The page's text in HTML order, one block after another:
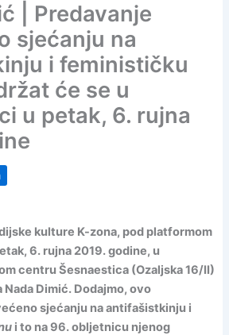
| Predavanje
sjećanju na
i feminističku
će se u
u petak, 6. rujna
kulture K-zona, pod platformom
6. rujna 2019. godine, u
centru Šesnaestica (Ozaljska 16/II)
Dimić. Dodajmo, ovo
sjećanju na antifašistkinju i
i to na 96. obljetnicu njenog